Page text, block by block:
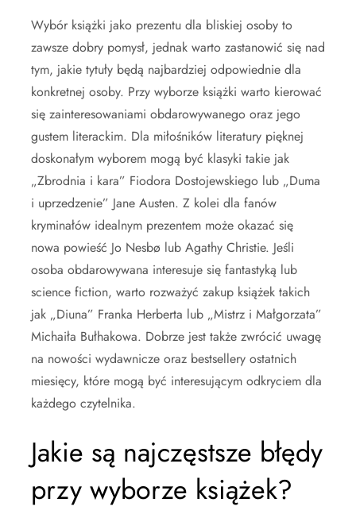
Wybór książki jako prezentu dla bliskiej osoby to
zawsze dobry pomysł, jednak warto zastanowić się nad
tym, jakie tytuły będą najbardziej odpowiednie dla
konkretnej osoby. Przy wyborze książki warto kierować
się zainteresowaniami obdarowywanego oraz jego
gustem literackim. Dla miłośników literatury pięknej
doskonałym wyborem mogą być klasyki takie jak
„Zbrodnia i kara” Fiodora Dostojewskiego lub „Duma
i uprzedzenie” Jane Austen. Z kolei dla fanów
kryminałów idealnym prezentem może okazać się
nowa powieść Jo Nesbø lub Agathy Christie. Jeśli
osoba obdarowywana interesuje się fantastyką lub
science fiction, warto rozważyć zakup książek takich
jak „Diuna” Franka Herberta lub „Mistrz i Małgorzata”
Michaiła Bułhakowa. Dobrze jest także zwrócić uwagę
na nowości wydawnicze oraz bestsellery ostatnich
miesięcy, które mogą być interesującym odkryciem dla
każdego czytelnika.
Jakie są najczęstsze błędy
przy wyborze książek?